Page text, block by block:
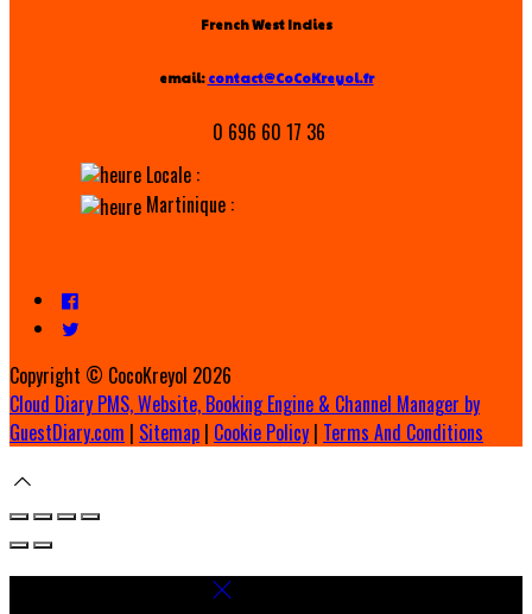
French West Indies
email: contact@CoCoKreyol.fr
0 696 60 17 36
Locale :
Martinique :
Copyright © CocoKreyol 2026
Cloud Diary PMS, Website, Booking Engine & Channel Manager by
GuestDiary.com | Sitemap | Cookie Policy | Terms And Conditions